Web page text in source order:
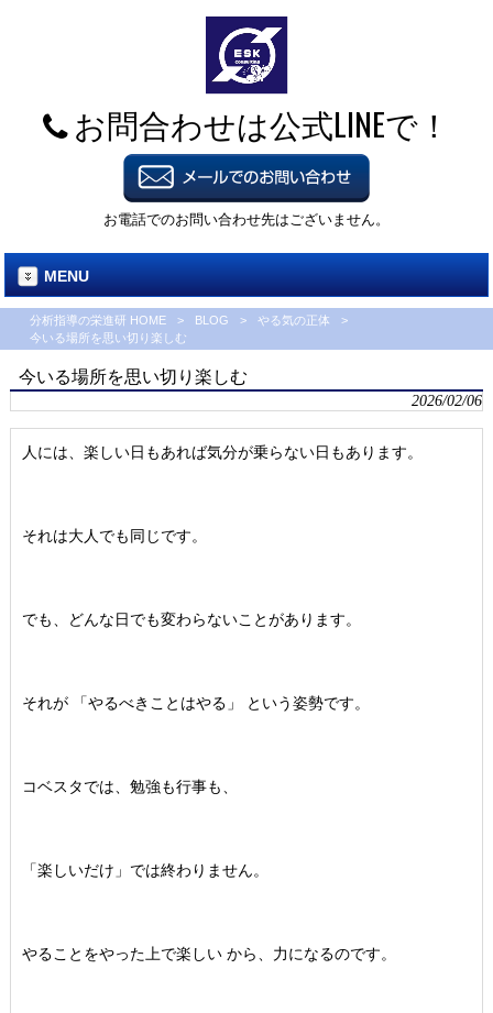
お問合わせは公式LINEで！
お電話でのお問い合わせ先はございません。
MENU
分析指導の栄進研 HOME > BLOG > やる気の正体
>
今いる場所を思い切り楽しむ
今いる場所を思い切り楽しむ
2026/02/06
人には、楽しい日もあれば気分が乗らない日もあります。
それは大人でも同じです。
でも、どんな日でも変わらないことがあります。
それが 「やるべきことはやる」 という姿勢です。
コベスタでは、勉強も行事も、
「楽しいだけ」では終わりません。
やることをやった上で楽しい から、力になるのです。